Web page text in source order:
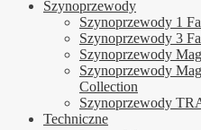
Szynoprzewody
Szynoprzewody 1
Szynoprzewody 3
Szynoprzewody
Szynoprzewody
Collection
Szynoprzewody
Techniczne